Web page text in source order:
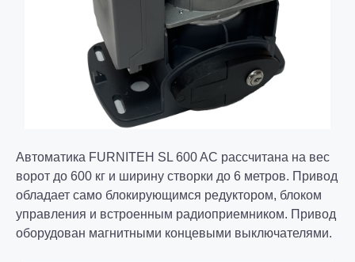
Автоматика FURNITEH SL 600 AC рассчитана на вес
ворот до 600 кг и ширину створки до 6 метров. Привод
обладает само блокирующимся редуктором, блоком
управления и встроенным радиоприемником. Привод
оборудован магнитными концевыми выключателями.